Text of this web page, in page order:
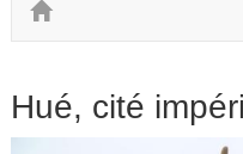
Hué, cité